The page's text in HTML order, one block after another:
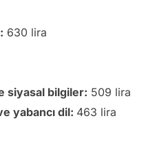
630 lira
siyasal bilgiler: 509 lira
yabancı dil: 463 lira